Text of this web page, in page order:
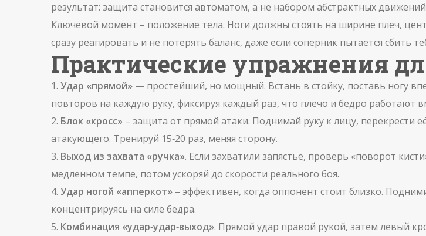
результат: защита становится автоматом, а не набором абстрактных
Ключевой момент – положение тела. Ноги должны стоять на ширине плеч,
сразу реагировать и не потерять баланс, даже если соперник пытается сбить
Практические упражнения
1. Удар «прямой» — простейший, но мощный. Встань в стойку, поставь ногу
повторов на каждую руку, фиксируя каждый раз, что плечо и бедро работают
2. Блок «кросс» – защита от прямой атаки. Поднимай руку к лицу, перекрести
атакующего. Тренируй 15‑20 раз, меняя сторону.
3. Выход из захвата «ручка». Если захватили запястье, проверь «поворот
медленном темпе, потом ускоряй до скорости реального боя.
4. Удар ногой «апперкот» – эффективен, когда оппонент стоит близко.
концентрируясь на силе бедра.
5. Комбинация «удар‑удар‑выход». Прямой удар правой рукой, затем левый